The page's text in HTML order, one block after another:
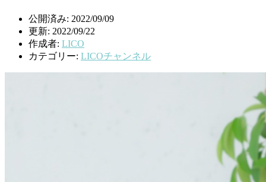
公開済み: 2022/09/09
更新: 2022/09/22
作成者: LICO
カテゴリー: LICOチャンネル